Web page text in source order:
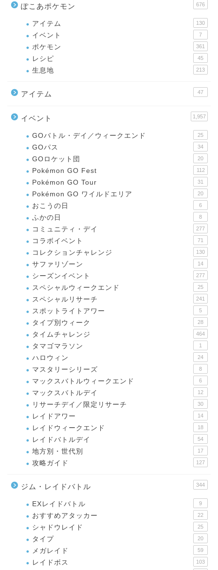
ぽこあポケモン 676
アイテム 130
イベント 7
ポケモン 361
レシピ 45
生息地 213
アイテム 47
イベント 1,957
GOバトル・デイ／ウィークエンド 25
GOパス 34
GOロケット団 20
Pokémon GO Fest 112
Pokémon GO Tour 31
Pokémon GO ワイルドエリア 20
おこうの日 6
ふかの日 8
コミュニティ・デイ 277
コラボイベント 71
コレクションチャレンジ 130
サファリゾーン 14
シーズンイベント 277
スペシャルウィークエンド 25
スペシャルリサーチ 241
スポットライトアワー 5
タイプ別ウィーク 28
タイムチャレンジ 464
タマゴマラソン 1
ハロウィン 24
マスタリーシリーズ 8
マックスバトルウィークエンド 6
マックスバトルデイ 12
リサーチデイ／限定リサーチ 30
レイドアワー 14
レイドウィークエンド 18
レイドバトルデイ 54
地方別・世代別 17
攻略ガイド 127
ジム・レイドバトル 344
EXレイドバトル 9
おすすめアタッカー 22
シャドウレイド 25
タイプ 20
メガレイド 59
レイドボス 103